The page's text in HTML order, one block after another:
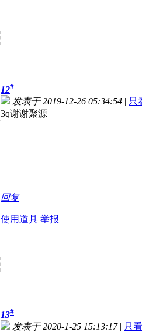
12#
发表于 2019-12-26 05:34:54 | 只
3q谢谢聚源
回复
使用道具 举报
13#
发表于 2020-1-25 15:13:17 | 只